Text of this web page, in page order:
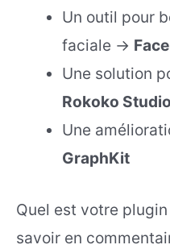
Un outil pour
faciale →
Une solution
Rokoko
Une
GraphKit
Quel est votre
savoir en